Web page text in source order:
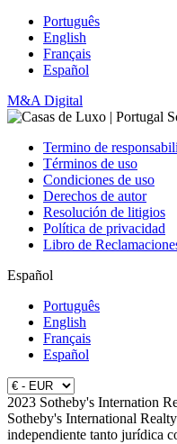
Português
English
Français
Español
M&A Digital
Termino de
Términos de uso
Condiciones de uso
Derechos de autor
Resolución de litigios
Política de privacidad
Libro de
Español
Português
English
Français
Español
2023 Sotheby's Internation
Sotheby's International
independiente tanto jurídica